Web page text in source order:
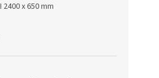
2400 x 650 mm